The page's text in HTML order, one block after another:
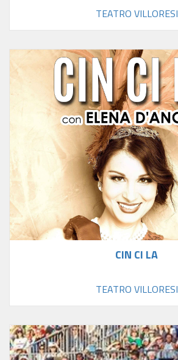
TEATRO VILLORESI
CIN CI LA
TEATRO VILLORESI